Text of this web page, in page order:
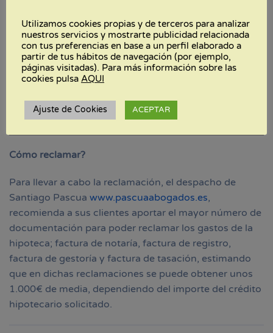
Cómo reclamar?
Para llevar a cabo la reclamación, el despacho de
Santiago Pascua www.pascuaabogados.es,
recomienda a sus clientes aportar el mayor número de
documentación para poder reclamar los gastos de la
hipoteca; factura de notaría, factura de registro,
factura de gestoría y factura de tasación, estimando
que en dichas reclamaciones se puede obtener unos
1.000€ de media, dependiendo del importe del crédito
hipotecario solicitado.
Utilizamos cookies propias y de terceros para analizar
nuestros servicios y mostrarte publicidad relacionada
con tus preferencias en base a un perfil elaborado a
partir de tus hábitos de navegación (por ejemplo,
páginas visitadas). Para más información sobre las
cookies pulsa AQUI
Ajuste de Cookies ACEPTAR